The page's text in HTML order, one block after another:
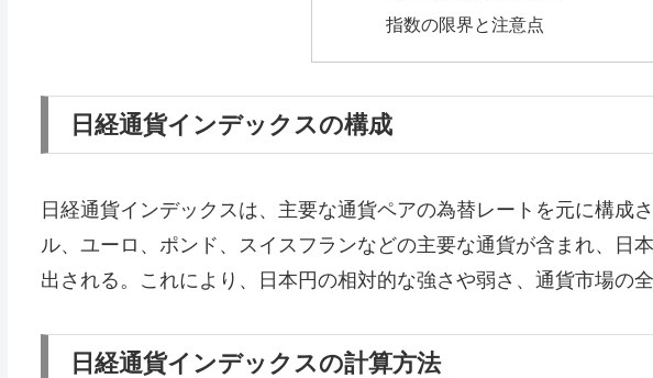
指数の限界と注意点
日経通貨インデックスの構成
日経通貨インデックスは、主要な通貨ペアの為替レートを元に構成
ル、ユーロ、ポンド、スイスフランなどの主要な通貨が含まれ、日
出される。これにより、日本円の相対的な強さや弱さ、通貨市場の
日経通貨インデックスの計算方法